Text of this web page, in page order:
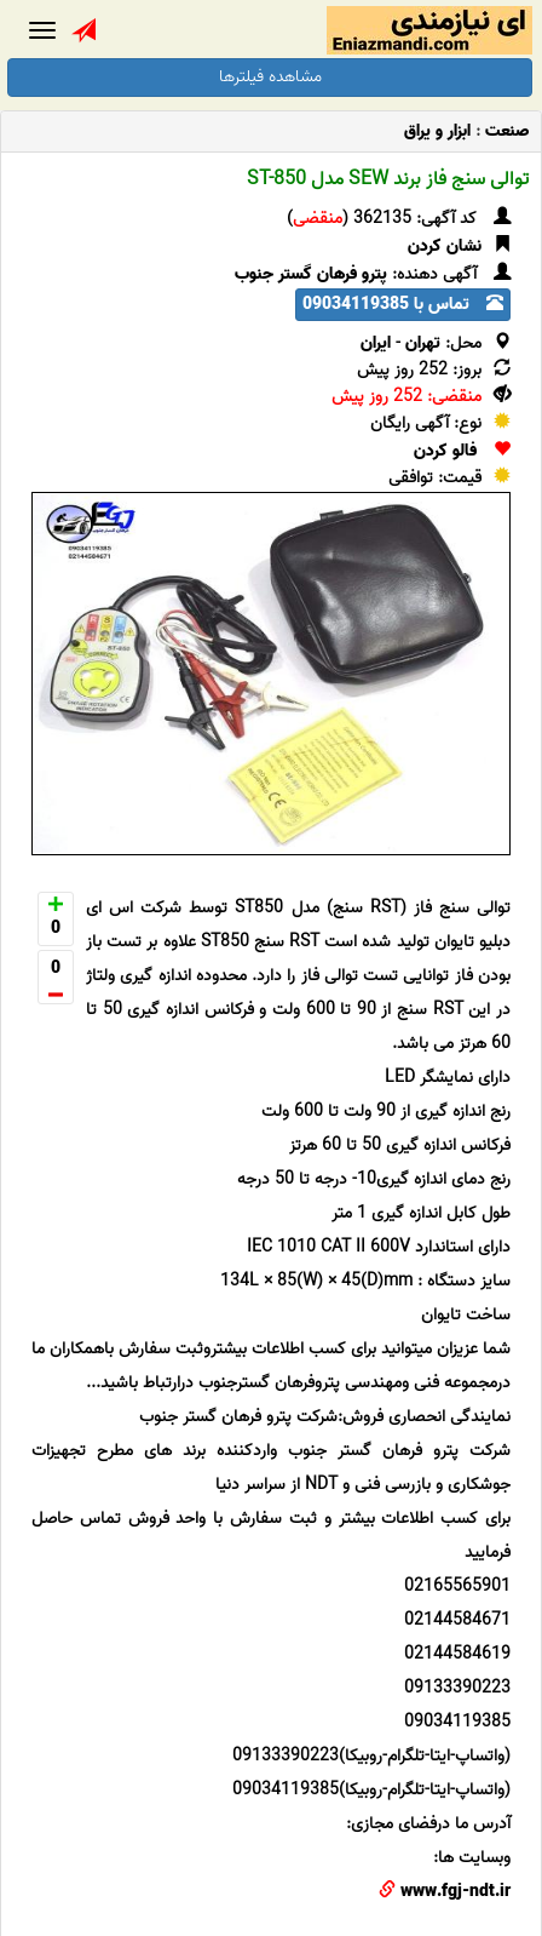
مشاهده فیلترها
صنعت: ابزار و یراق
توالی سنج فاز برند SEW مدل ST-850
کد آگهی: 362135 ( منقضی)
نشان کردن
آگهی دهنده: پترو فرهان گستر جنوب
تماس با 09034119385
محل: تهران-ایران
بروز: 252 روز پیش
منقضی: 252 روز پیش
نوع: آگهی رایگان
فالو کردن
قیمت: توافقی
0
0
توالی سنج فاز (RST سنج) مدل ST850 توسط شرکت اس ای
دبلیو تایوان تولید شده است RST سنج ST850 علاوه بر تست باز
بودن فاز توانایی تست توالی فاز را دارد. محدوده اندازه گیری ولتاژ
در این RST سنج از 90 تا 600 ولت و فرکانس اندازه گیری 50 تا
60 هرتز می باشد.
دارای نمایشگر LED
رنج اندازه گیری از 90 ولت تا 600 ولت
فرکانس اندازه گیری 50 تا 60 هرتز
رنج دمای اندازه گیری10- درجه تا 50 درجه
طول کابل اندازه گیری 1 متر
دارای استاندارد IEC 1010 CAT II 600V
سایز دستگاه : 134L × 85(W) × 45(D)mm
ساخت تایوان
شما عزیزان میتوانید برای کسب اطلاعات بیشتروثبت سفارش باهمکاران ما
درمجموعه فنی ومهندسی پتروفرهان گسترجنوب درارتباط باشید...
نمایندگی انحصاری فروش:شرکت پترو فرهان گستر جنوب
شرکت پترو فرهان گستر جنوب واردکننده برند های مطرح تجهیزات
جوشکاری و بازرسی فنی و NDT از سراسر دنیا
برای کسب اطلاعات بیشتر و ثبت سفارش با واحد فروش تماس حاصل
فرمایید
02165565901
02144584671
02144584619
09133390223
09034119385
(واتساپ-ایتا-تلگرام-روبیکا)09133390223
(واتساپ-ایتا-تلگرام-روبیکا)09034119385
آدرس ما درفضای مجازی:
وبسایت ها:
www.fgj-ndt.ir